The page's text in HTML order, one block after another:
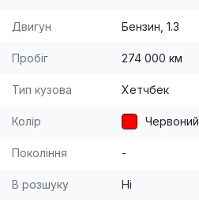
Двигун Бензин, 1.3
Пробіг 274 000 км
Тип кузова Хетчбек
Колір Червоний
Покоління -
В розшуку Ні